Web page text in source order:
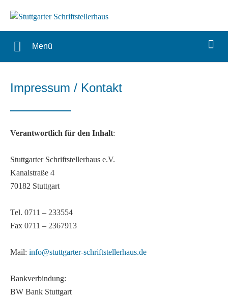
Menü
Impressum / Kontakt
Verantwortlich für den Inhalt:
Stuttgarter Schriftstellerhaus e.V.
Kanalstraße 4
70182 Stuttgart
Tel. 0711 – 233554
Fax 0711 – 2367913
Mail: info@stuttgarter-schriftstellerhaus.de
Bankverbindung:
BW Bank Stuttgart